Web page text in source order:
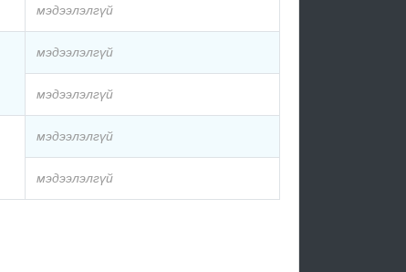
мэдээлэлгүй
мэдээлэлгүй
мэдээлэлгүй
мэдээлэлгүй
мэдээлэлгүй